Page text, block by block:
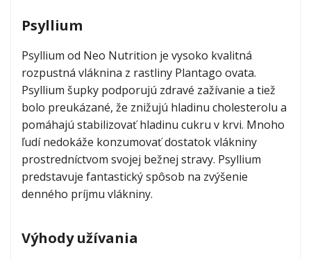
nutrition.jpg
Proteínová kaša
4.36 4.4
(25)
od9,99 €
chlorella-
neo-
nutrition.jpg
Chlorella
od5,99 €
Psyllium
Psyllium od Neo Nutrition je vysoko kvalitná
rozpustná vláknina z rastliny Plantago ovata.
Psyllium šupky podporujú zdravé zažívanie a tiež
bolo preukázané, že znižujú hladinu cholesterolu a
pomáhajú stabilizovať hladinu cukru v krvi. Mnoho
ľudí nedokáže konzumovať dostatok vlákniny
prostredníctvom svojej bežnej stravy. Psyllium
predstavuje fantastický spôsob na zvýšenie
denného príjmu vlákniny.
Výhody užívania